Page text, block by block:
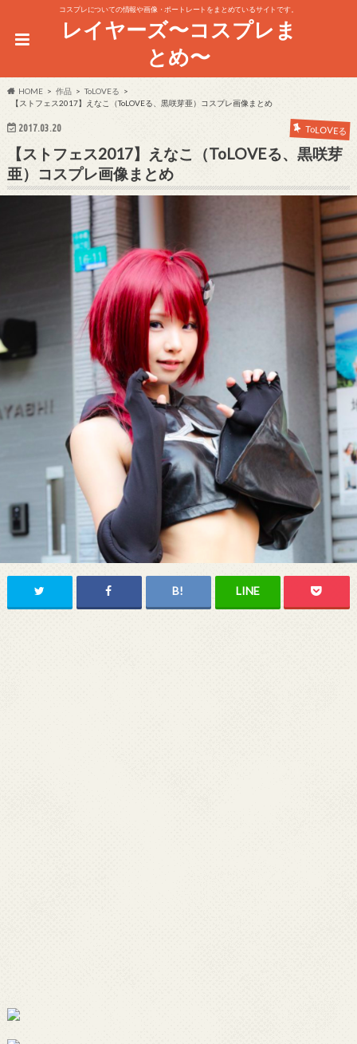
コスプレについての情報や画像・ポートレートをまとめているサイトです。
レイヤーズ〜コスプレま
とめ〜
HOME 作品
ToLOVEる
【ストフェス2017】えなこ（ToLOVEる、黒咲芽亜）コスプレ画像まとめ
2017.03.20 ToLOVEる
【ストフェス2017】えなこ（ToLOVEる、黒咲芽
亜）コスプレ画像まとめ